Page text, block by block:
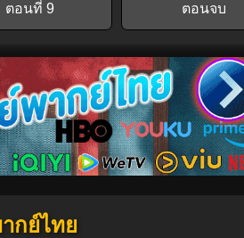
ตอนที่ 9 ตอนจบ
กย์ไทย